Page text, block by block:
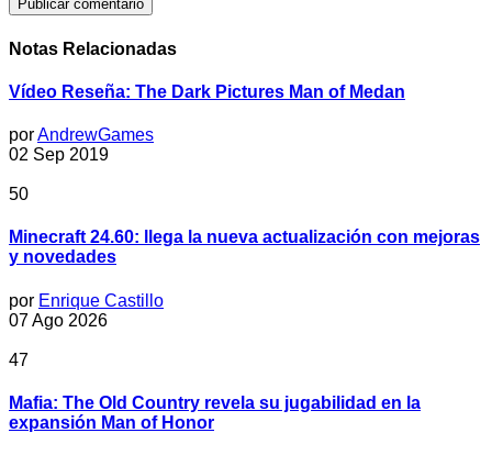
Notas Relacionadas
Vídeo Reseña: The Dark Pictures Man of Medan
porAndrewGames
02 Sep 2019
50
Minecraft 24.60: llega la nueva actualización con mejoras
y novedades
por Enrique Castillo
07 Ago 2026
47
Mafia: The Old Country revela su jugabilidad en la
expansión Man of Honor